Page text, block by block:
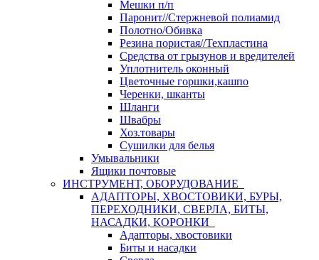
Мешки п/п
Паронит//Стержневой полиамид
Полотно/Обивка
Резина пористая//Техпластина
Средства от грызунов и вредителей
Уплотнитель оконный
Цветочные горшки,кашпо
Черенки, шканты
Шланги
Швабры
Хоз.товары
Сушилки для белья
Умывальники
Ящики почтовые
ИНСТРУМЕНТ, ОБОРУДОВАНИЕ
АДАПТОРЫ, ХВОСТОВИКИ, БУРЫ,
ПЕРЕХОДНИКИ, СВЕРЛА, БИТЫ,
НАСАДКИ, КОРОНКИ
Адапторы, хвостовики
Биты и насадки